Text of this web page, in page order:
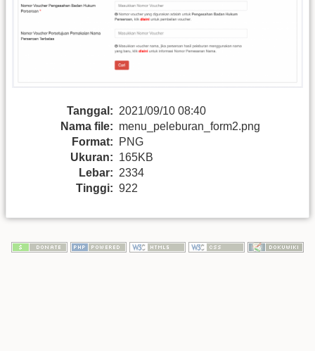
Tanggal: 2021/09/10 08:40
Nama file: menu_peleburan_form2.png
Format:
PNG
Ukuran: 165KB
Lebar: 2334
Tinggi: 922